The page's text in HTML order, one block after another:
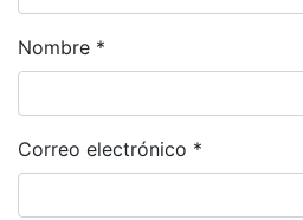
Nombre *
Correo electrónico *